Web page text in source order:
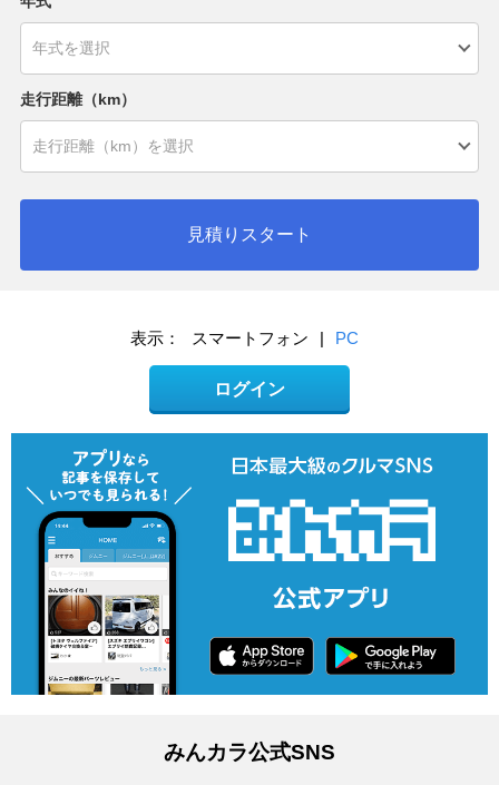
走行距離（km）
見積りスタート
表示： スマートフォン | PC
ログイン
みんカラ公式SNS